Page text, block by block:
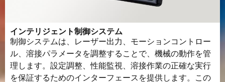
インテリジェント制御システム
制御システムは、レーザー出力、モーションコントロー
ル、溶接パラメータを調整することで、機械の動作を管
理します。設定調整、性能監視、溶接作業の正確な実行
を保証するためのインターフェースを提供します。この